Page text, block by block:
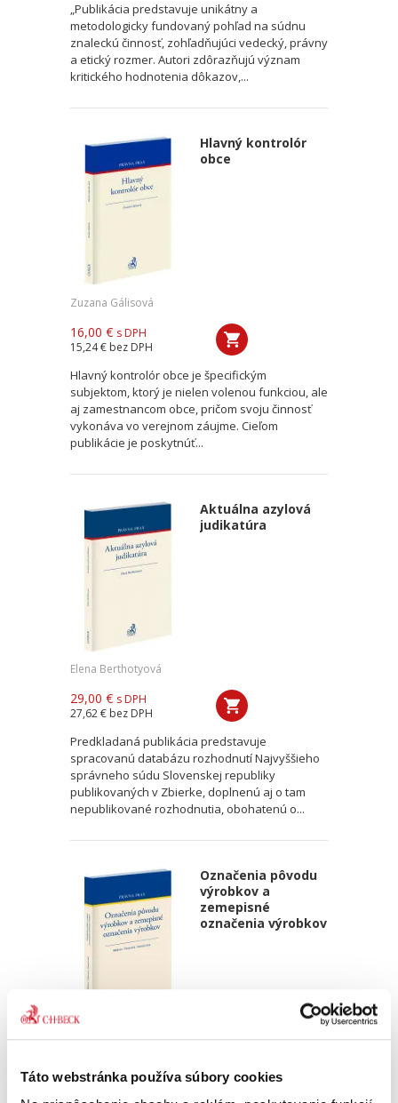
Táto webstránka používa súbory cookies
„Publikácia predstavuje unikátny a
metodologicky fundovaný pohľad na súdnu
znaleckú činnosť, zohľadňujúci vedecký, právny
a etický rozmer. Autori zdôrazňujú význam
kritického hodnotenia dôkazov,...
Hlavný kontrolór
obce
Zuzana Gálisová
16,00 € s DPH
15,24 € bez DPH
Hlavný kontrolór obce je špecifickým
subjektom, ktorý je nielen volenou funkciou, ale
aj zamestnancom obce, pričom svoju činnosť
vykonáva vo verejnom záujme. Cieľom
publikácie je poskytnúť...
Aktuálna azylová
judikatúra
Elena Berthotyová
29,00 € s DPH
27,62 € bez DPH
Predkladaná publikácia predstavuje
spracovanú databázu rozhodnutí Najvyššieho
správneho súdu Slovenskej republiky
publikovaných v Zbierke, doplnenú aj o tam
nepublikované rozhodnutia, obohatenú o...
Označenia pôvodu
výrobkov a
zemepisné
označenia výrobkov
26,67 €bez DPH